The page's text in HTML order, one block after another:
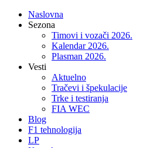
Naslovna
Sezona
Timovi i vozači 2026.
Kalendar 2026.
Plasman 2026.
Vesti
Aktuelno
Tračevi i špekulacije
Trke i testiranja
FIA WEC
Blog
F1 tehnologija
LP